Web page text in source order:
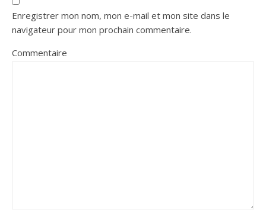
Enregistrer mon nom, mon e-mail et mon site dans le
navigateur pour mon prochain commentaire.
Commentaire